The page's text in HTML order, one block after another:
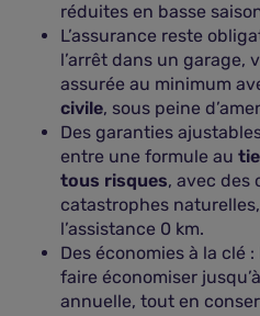
réduites en basse
L’assurance reste
l’arrêt dans un garage,
assurée au minimum
civile, sous peine
Des garanties
entre une formule au
tous risques, avec des
catastrophes
l’assistance 0 km.
Des économies à la clé :
faire économiser
annuelle, tout en